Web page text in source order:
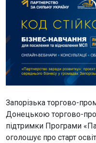
Запорізька торгово-
Донецькою торгово-
підтримки Програми
оголошує про старт